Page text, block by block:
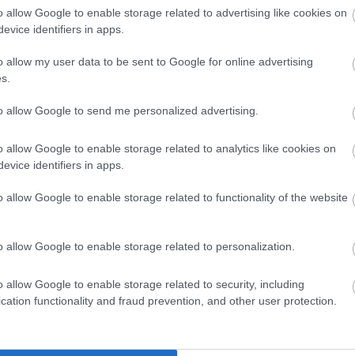
allow Google to enable storage related to advertising like cookies on
identifiers in apps.
allow my user data to be sent to Google for online advertising
allow Google to send me personalized advertising.
allow Google to enable storage related to analytics like cookies on
identifiers in apps.
allow Google to enable storage related to functionality of the website
allow Google to enable storage related to personalization.
allow Google to enable storage related to security, including
functionality and fraud prevention, and other user protection.
megszüntette a legendás óra forgalmazását a
ékszer több mint 60 000 dollárba (23 millió forint)